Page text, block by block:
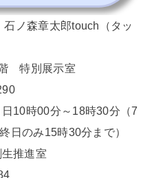
ノ森章太郎touch（タッ
特別展示室
10時00分～18時30分（7
日のみ15時30分まで）
推進室